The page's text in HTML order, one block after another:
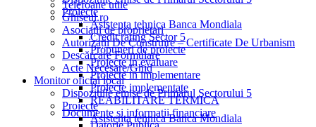
Proiecte
Asistenta tehnica Banca Mondiala
Credit rating Sector 5
Propuneri de proiecte
Proiecte in evaluare
Proiecte in implementare
Proiecte implementate
REABILITARE TERMICA
Documente si informatii financiare
Telefoane utile
Ghișeul.ro
Asociații de proprietari
Autorizații De Construire – Certificate De Urbanism
Descărcare Formulare
Acte Necesare/Ghid
Monitor oficial local
Dispozitiile emise de Primarul Sectorului 5
Proiecte
Asistenta tehnica Banca Mondiala